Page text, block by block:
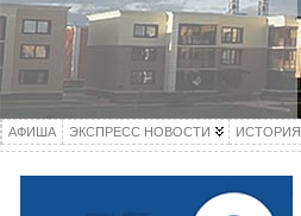
АФИША ЭКСПРЕСС НОВОСТИ ИСТОРИЯ